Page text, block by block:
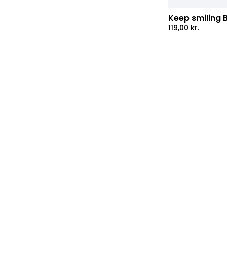
Keep smiling
119,00 kr.